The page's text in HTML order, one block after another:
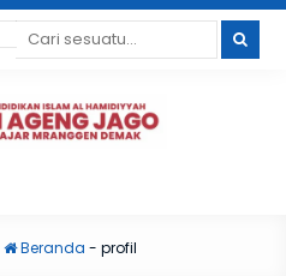
Beranda - profil